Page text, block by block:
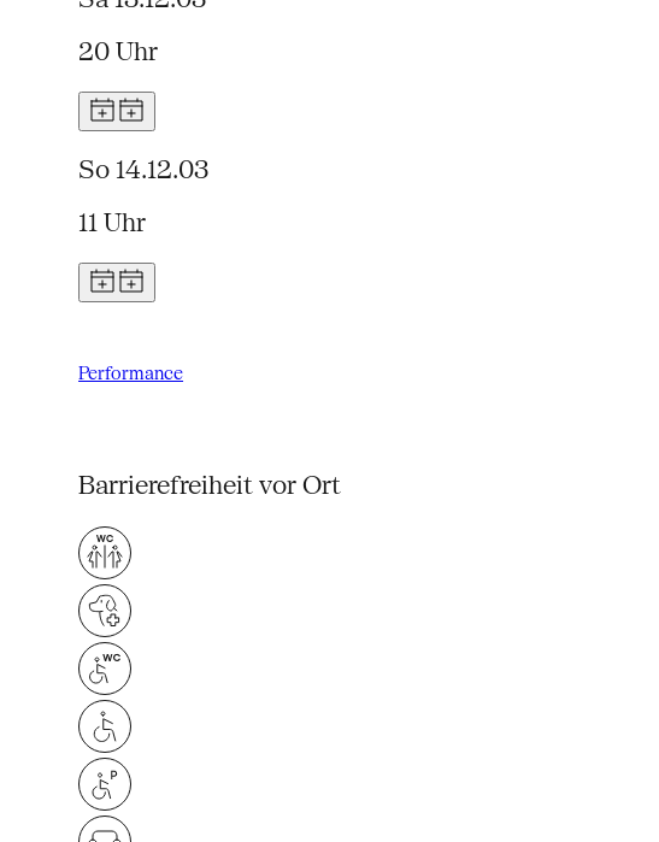
20 Uhr
So 14.12.03
11 Uhr
Performance
Barrierefreiheit vor Ort